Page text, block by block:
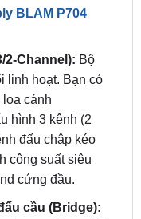
BLAM P704
2-Channel): Bộ
linh hoạt. Bạn có
loa cánh
hình 3 kênh (2
đấu chập kéo
công suất siêu
cứng đầu.
cầu (Bridge):